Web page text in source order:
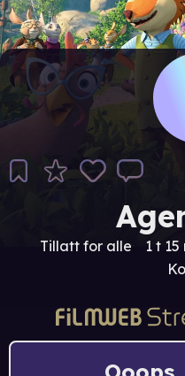
Tillatt for alle 1 t 15